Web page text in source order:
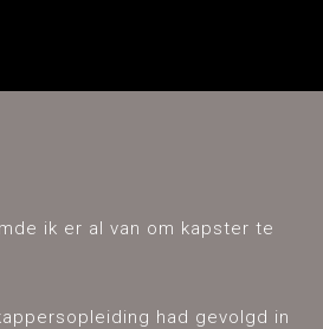
ik er al van om kapster te
had gevolgd in